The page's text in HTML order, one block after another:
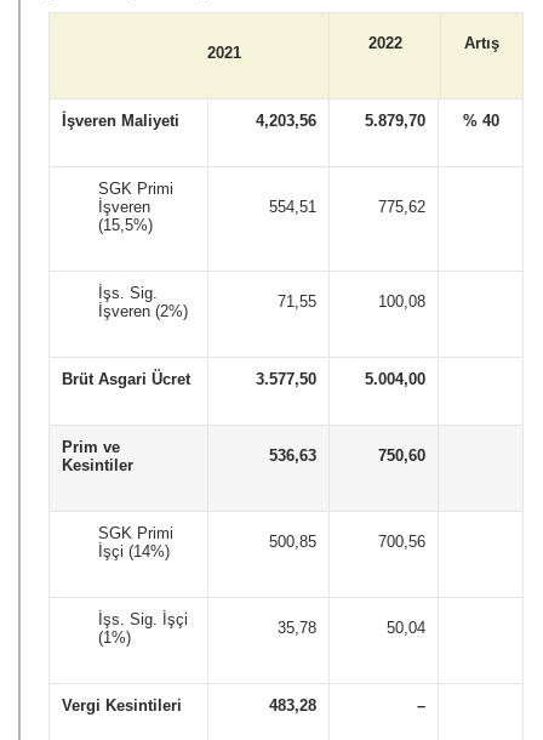
2021
2022 Artış
İşveren Maliyeti 4,203,56 5.879,70 % 40
SGK Primi
İşveren
(15,5%)
554,51 775,62
İşs. Sig.
İşveren (2%)
71,55 100,08
Brüt Asgari Ücret 3.577,50 5.004,00
Prim ve
Kesintiler
536,63 750,60
SGK Primi
İşçi (14%)
500,85 700,56
İşs. Sig. İşçi
(1%)
35,78 50,04
Vergi Kesintileri 483,28 –